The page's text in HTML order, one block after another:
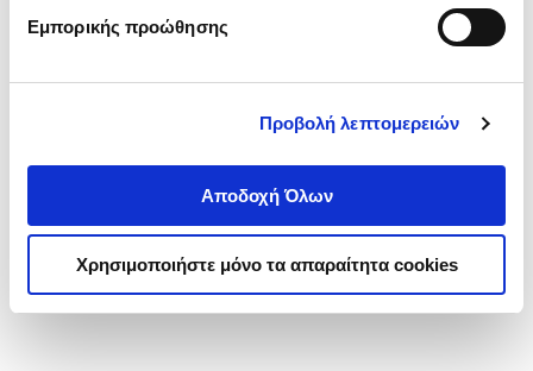
Εμπορικής προώθησης
Προβολή λεπτομερειών
Αποδοχή Όλων
Χρησιμοποιήστε μόνο τα απαραίτητα cookies